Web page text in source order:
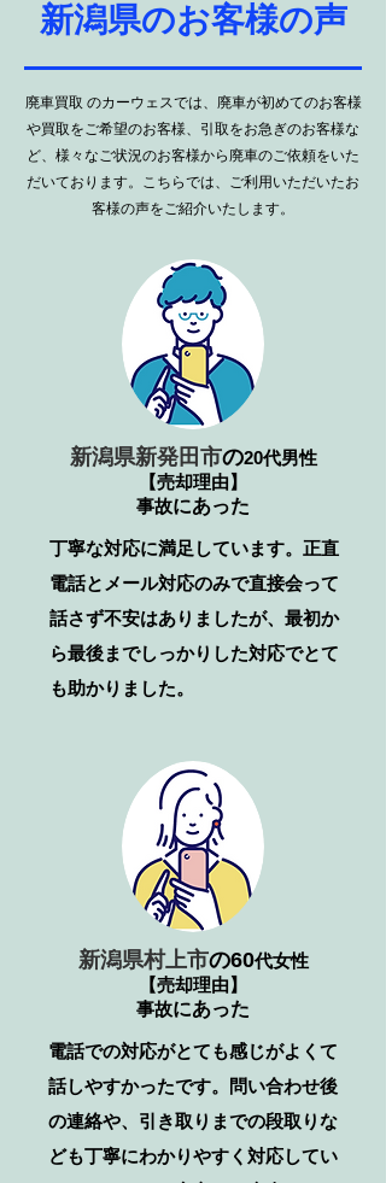
​新潟県のお客様の声
廃車買取 のカーウェスでは、廃車が初めてのお客様
や買取をご希望のお客様、引取をお急ぎのお客様な
ど、様々なご状況のお客様から廃車のご依頼をいた
だいております。こちらでは、ご利用いただいたお
客様の声をご紹介いたします。
新潟県新発田市の20代男性
【売却理由】
事故​にあった
丁寧な対応に満足しています。正直
電話とメール対応のみで直接会って
話さず不安はありましたが、最初か
ら最後までしっかりした対応でとて
も助かりました。
新潟県村上市の60代女性
【売却理由】
事故​にあった
電話での対応がとても感じがよくて
話しやすかったです。問い合わせ後
の連絡や、引き取りまでの段取りな
ども丁寧にわかりやすく対応してい